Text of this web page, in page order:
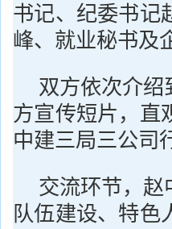
书记、纪委书记
峰、就业秘书及
双方依次介绍
方宣传短片，直
中建三局三公司
交流环节，赵
队伍建设、特色